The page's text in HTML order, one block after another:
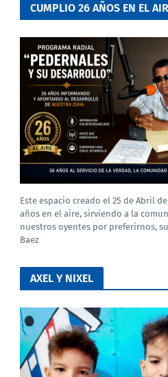
CUMPLIO 26 AÑOS EN EL
Este espacio creado el 25 de Abril
años en el aire, sirviendo a la
nuestros oyentes por preferirnos,
Baez
AXEL Y NIXEL